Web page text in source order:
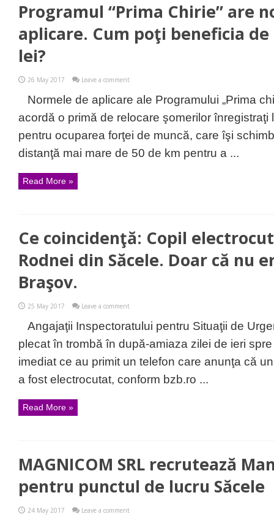
Programul “Prima Chirie” are
aplicare. Cum poţi beneficia de
lei?
26 May 2017 Leave a comment
Normele de aplicare ale Programului „Prima
acordă o primă de relocare şomerilor înregistraţi
pentru ocuparea forţei de muncă, care îşi
distanţă mai mare de 50 de km pentru a ...
Read More »
Ce coincidenţă: Copil
Rodnei din Săcele. Doar că nu
Braşov.
25 May 2017 Leave a comment
Angajaţii Inspectoratului pentru Situaţii de
plecat în trombă în după-amiaza zilei de ieri
imediat ce au primit un telefon care anunţa că
a fost electrocutat, conform bzb.ro ...
Read More »
MAGNICOM SRL recrutează
pentru punctul de lucru Săcele
24 May 2017 Leave a comment